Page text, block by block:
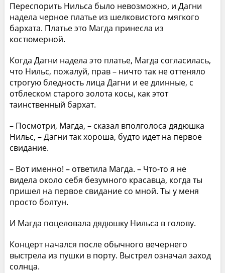
Переспорить Нильса было невозможно, и Дагни
надела черное платье из шелковистого мягкого
бархата. Платье это Магда принесла из
костюмерной.
Когда Дагни надела это платье, Магда согласилась,
что Нильс, пожалуй, прав – ничто так не оттеняло
строгую бледность лица Дагни и ее длинные, с
отблеском старого золота косы, как этот
таинственный бархат.
– Посмотри, Магда, – сказал вполголоса дядюшка
Нильс, – Дагни так хороша, будто идет на первое
свидание.
– Вот именно! – ответила Магда. – Что-то я не
видела около себя безумного красавца, когда ты
пришел на первое свидание со мной. Ты у меня
просто болтун.
И Магда поцеловала дядюшку Нильса в голову.
Концерт начался после обычного вечернего
выстрела из пушки в порту. Выстрел означал заход
солнца.